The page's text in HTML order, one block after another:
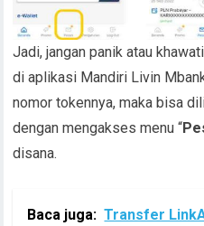
Jadi, jangan panik atau
di aplikasi Mandiri Livin
nomor tokennya, maka bisa
dengan mengakses menu “
disana.
Baca juga: Transfer